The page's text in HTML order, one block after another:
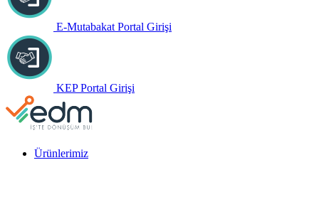
E-Mutabakat Portal Girişi
KEP Portal Girişi
Ürünlerimiz